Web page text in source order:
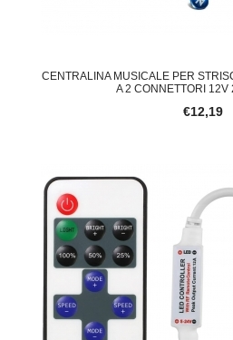
CENTRALINA MUSICALE PER
A 2 CONNETTORI 12V
€12,19